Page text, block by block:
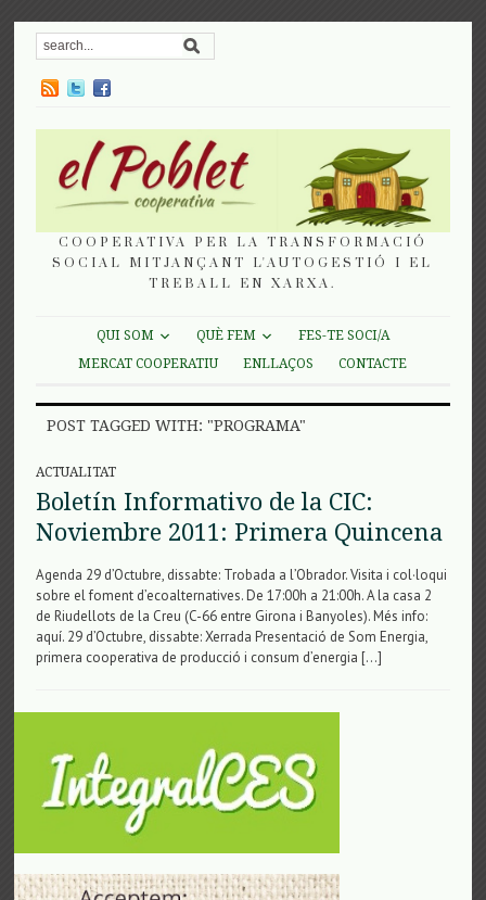
COOPERATIVA PER LA TRANSFORMACIÓ
SOCIAL MITJANÇANT L'AUTOGESTIÓ I EL
TREBALL EN XARXA.
QUI SOM QUÈ FEM
FES-TE SOCI/A
MERCAT COOPERATIU
ENLLAÇOS CONTACTE
POST TAGGED WITH: "PROGRAMA"
ACTUALITAT
Boletín Informativo de la CIC:
Noviembre 2011: Primera Quincena
Agenda 29 d’Octubre, dissabte: Trobada a l’Obrador. Visita i col·loqui
sobre el foment d’ecoalternatives. De 17:00h a 21:00h. A la casa 2
de Riudellots de la Creu (C-66 entre Girona i Banyoles). Més info:
aquí. 29 d’Octubre, dissabte: Xerrada Presentació de Som Energia,
primera cooperativa de producció i consum d’energia […]